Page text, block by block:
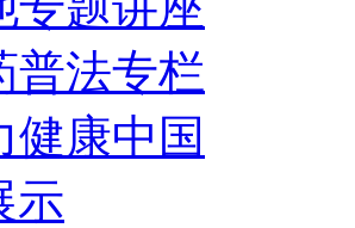
普法专栏
健康中国
示